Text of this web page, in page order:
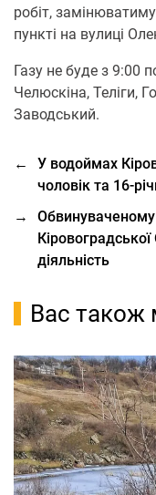
робіт,
пункті на вулиці
Газу не буде з 9:00
Челюскіна, Теліги,
Заводський.
←
У водоймах
чоловік та 16-
→
Обвинуваченому
діяльність
Вас також